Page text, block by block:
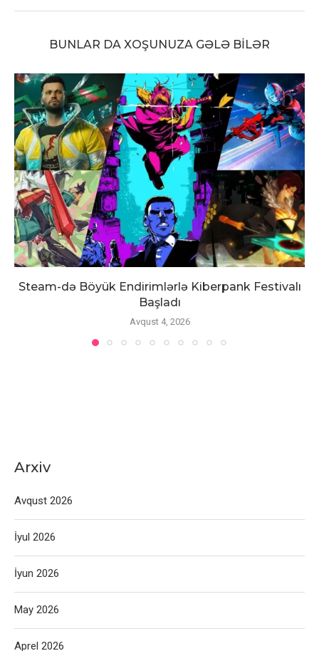
BUNLAR DA XOŞUNUZA GƏLƏ BILƏR
Steam-də Böyük Endirimlərlə Kiberpank Festivalı
Başladı
Avqust 4, 2026
Arxiv
Avqust 2026
İyul 2026
İyun 2026
May 2026
Aprel 2026